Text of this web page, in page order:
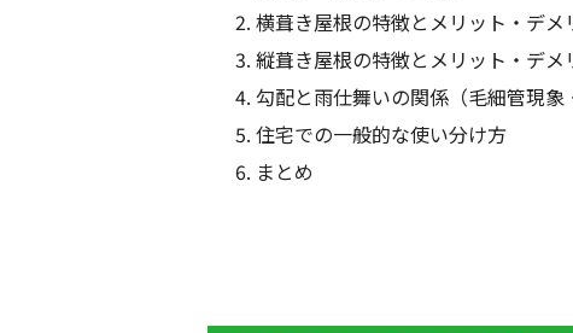
横葺き屋根の特徴とメリット・デメ
縦葺き屋根の特徴とメリット・デメ
勾配と雨仕舞いの関係（毛細管現象
住宅での一般的な使い分け方
まとめ